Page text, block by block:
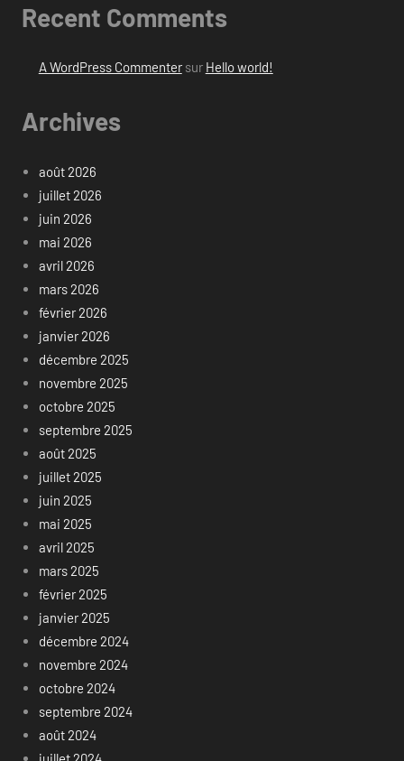
Recent Comments
A WordPress Commentersur Hello world!
Archives
août 2026
juillet 2026
juin 2026
mai 2026
avril 2026
mars 2026
février 2026
janvier 2026
décembre 2025
novembre 2025
octobre 2025
septembre 2025
août 2025
juillet 2025
juin 2025
mai 2025
avril 2025
mars 2025
février 2025
janvier 2025
décembre 2024
novembre 2024
octobre 2024
septembre 2024
août 2024